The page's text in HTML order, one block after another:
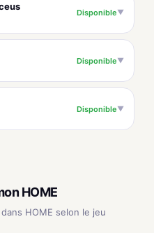
Disponible▼
Disponible▼
Disponible▼
HOME
HOME selon le jeu